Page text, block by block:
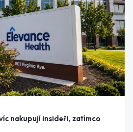
nakupují insideři, zatímco